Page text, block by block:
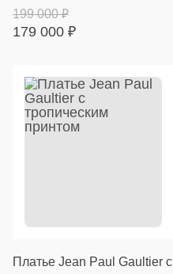
179 000 ₽
199 000₽
Платье Jean Paul Gaultier с